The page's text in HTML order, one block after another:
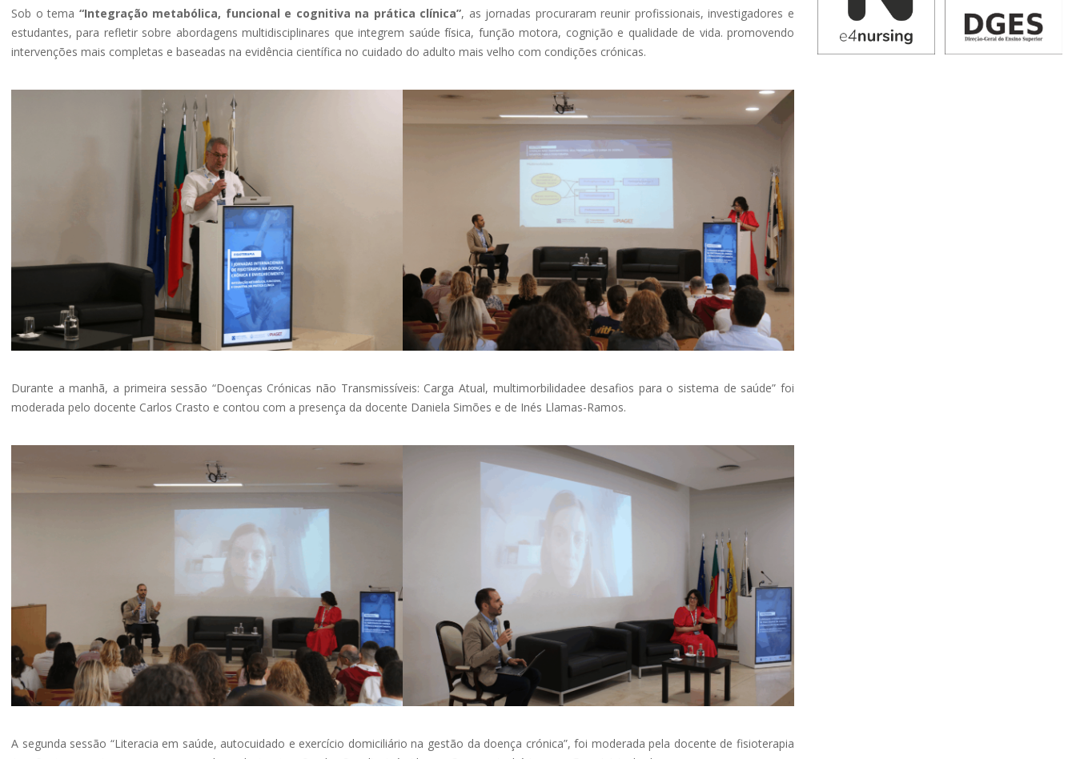
Sob o tema “Integração metabólica, funcional e cognitiva na prática clínica”, as jornadas procuraram reunir profissionais, investigadores e
estudantes, para refletir sobre abordagens multidisciplinares que integrem saúde física, função motora, cognição e qualidade de vida. promovendo
intervenções mais completas e baseadas na evidência científica no cuidado do adulto mais velho com condições crónicas.
Durante a manhã, a primeira sessão “Doenças Crónicas não Transmissíveis: Carga Atual, multimorbilidadee desafios para o sistema de saúde” foi
moderada pelo docente Carlos Crasto e contou com a presença da docente Daniela Simões e de Inés Llamas-Ramos.
A segunda sessão “Literacia em saúde, autocuidado e exercício domiciliário na gestão da doença crónica”, foi moderada pela docente de fisioterapia